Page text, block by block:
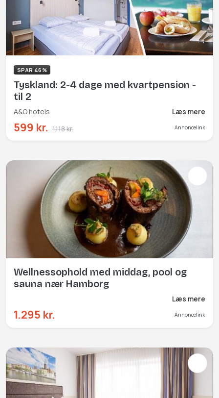
SPAR 46%
Tyskland: 2-4 dage med kvartpension -
til 2
A&O hotels Læs mere
599 kr. 1.118 kr. Annoncelink
Wellnessophold med middag, pool og
sauna nær Hamborg
Læs mere
1.295 kr. Annoncelink